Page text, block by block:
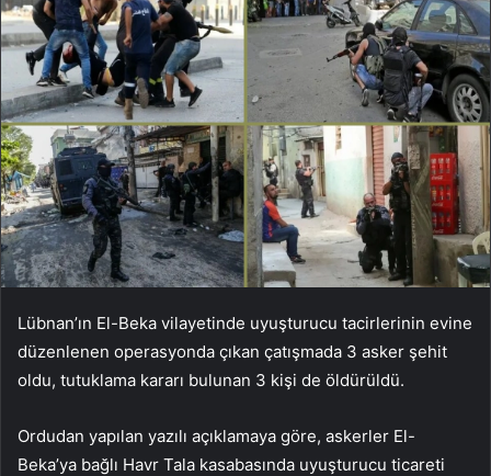
Lübnan’ın El-Beka vilayetinde uyuşturucu tacirlerinin evine
düzenlenen operasyonda çıkan çatışmada 3 asker şehit
oldu, tutuklama kararı bulunan 3 kişi de öldürüldü.
Ordudan yapılan yazılı açıklamaya göre, askerler El-
Beka’ya bağlı Havr Tala kasabasında uyuşturucu ticareti